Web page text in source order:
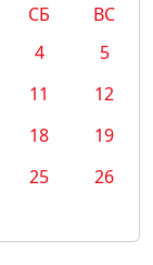
СБ
ВС
4
5
11
12
18
19
25
26